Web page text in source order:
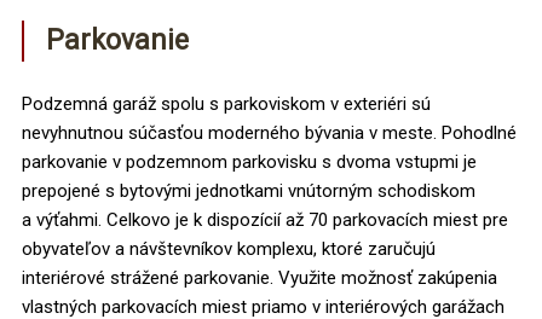
Parkovanie
Podzemná garáž spolu s parkoviskom v exteriéri sú
nevyhnutnou súčasťou moderného bývania v meste. Pohodlné
parkovanie v podzemnom parkovisku s dvoma vstupmi je
prepojené s bytovými jednotkami vnútorným schodiskom
a výťahmi. Celkovo je k dispozícií až 70 parkovacích miest pre
obyvateľov a návštevníkov komplexu, ktoré zaručujú
interiérové strážené parkovanie. Využite možnosť zakúpenia
vlastných parkovacích miest priamo v interiérových garážach